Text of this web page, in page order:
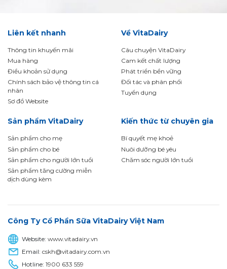
Liên kết nhanh
Thông tin khuyến mãi
Mua hàng
Điều khoản sử dụng
Chính sách bảo vệ thông tin cá
nhân
Sơ đồ Website
Về VitaDairy
Câu chuyện VitaDairy
Cam kết chất lượng
Phát triển bền vững
Đối tác và phân phối
Tuyển dụng
Sản phẩm VitaDairy
Sản phẩm cho mẹ
Sản phẩm cho bé
Sản phẩm cho người lớn tuổi
Sản phẩm tăng cường miễn
dịch dùng kèm
Kiến thức từ chuyên gia
Bí quyết mẹ khoẻ
Nuôi dưỡng bé yêu
Chăm sóc người lớn tuổi
Công Ty Cổ Phần Sữa VitaDairy Việt Nam
Website:www.vitadairy.vn
Email:cskh@vitadairy.com.vn
Hotline:1900 633 559